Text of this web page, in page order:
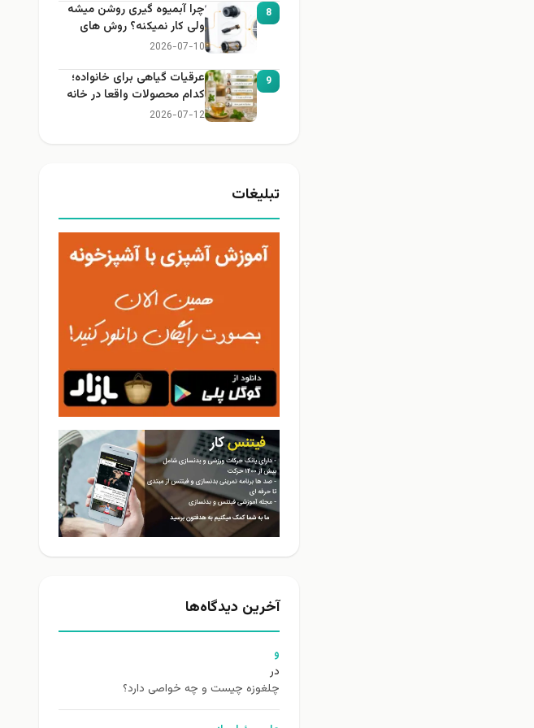
8
چرا آبمیوه گیری روشن میشه
ولی کار نمیکنه؟ روش های
عیب یابی
2026-07-10
9
عرقیات گیاهی برای خانواده؛
کدام محصولات واقعا در خانه
کاربرد دارند؟
2026-07-12
تبلیغات
آخرین دیدگاه‌ها
و
در
چلغوزه چیست و چه خواصی دارد؟